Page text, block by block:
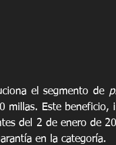
el segmento de
millas. Este beneficio,
del 2 de enero de
en la categoría.